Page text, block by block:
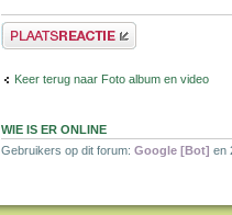
Plaats een reactie
Keer terug naar Foto album en video
WIE IS ER ONLINE
Gebruikers op dit forum: Google [Bot] en